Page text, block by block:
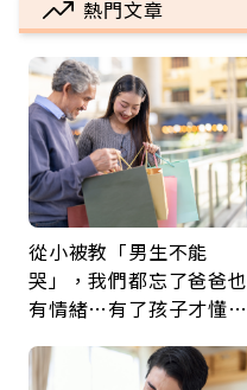
熱門文章
從小被教「男生不能
哭」，我們都忘了爸爸也
有情緒…有了孩子才懂：
久違的關心